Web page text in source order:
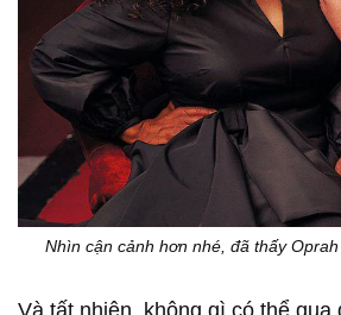
Nhìn cận cảnh hơn nhé, đã thấy